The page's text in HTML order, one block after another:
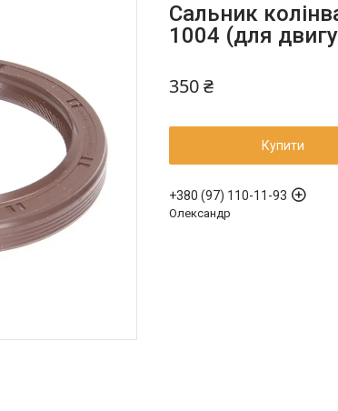
Сальник
1004 (для
350 ₴
Купити
+380 (97) 110-11-93
Олександр